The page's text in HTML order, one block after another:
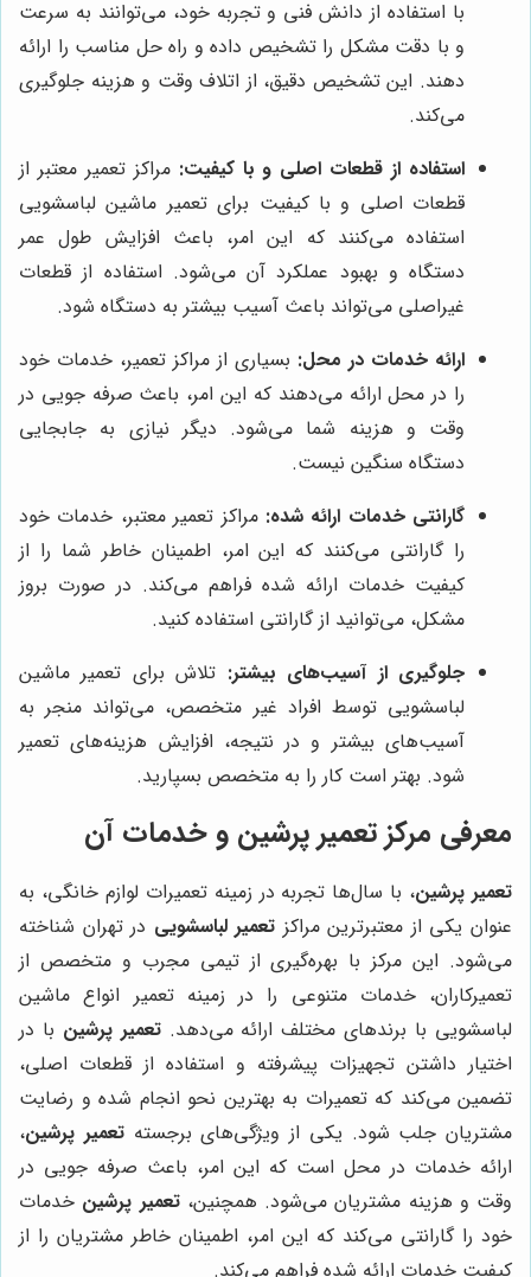
با استفاده از دانش فنی و تجربه خود، می‌توانند به سرعت
و با دقت مشکل را تشخیص داده و راه حل مناسب را ارائه
دهند. این تشخیص دقیق، از اتلاف وقت و هزینه جلوگیری
می‌کند.
استفاده از قطعات اصلی و با کیفیت: مراکز تعمیر معتبر از
قطعات اصلی و با کیفیت برای تعمیر ماشین لباسشویی
استفاده می‌کنند که این امر، باعث افزایش طول عمر
دستگاه و بهبود عملکرد آن می‌شود. استفاده از قطعات
غیراصلی می‌تواند باعث آسیب بیشتر به دستگاه شود.
ارائه خدمات در محل: بسیاری از مراکز تعمیر، خدمات خود
را در محل ارائه می‌دهند که این امر، باعث صرفه جویی در
وقت و هزینه شما می‌شود. دیگر نیازی به جابجایی
دستگاه سنگین نیست.
گارانتی خدمات ارائه شده: مراکز تعمیر معتبر، خدمات خود
را گارانتی می‌کنند که این امر، اطمینان خاطر شما را از
کیفیت خدمات ارائه شده فراهم می‌کند. در صورت بروز
مشکل، می‌توانید از گارانتی استفاده کنید.
جلوگیری از آسیب‌های بیشتر: تلاش برای تعمیر ماشین
لباسشویی توسط افراد غیر متخصص، می‌تواند منجر به
آسیب‌های بیشتر و در نتیجه، افزایش هزینه‌های تعمیر
شود. بهتر است کار را به متخصص بسپارید.
معرفی مرکز تعمیر پرشین و خدمات آن
تعمیر پرشین، با سال‌ها تجربه در زمینه تعمیرات لوازم خانگی، به
عنوان یکی از معتبرترین مراکز تعمیر لباسشویی در تهران شناخته
می‌شود. این مرکز با بهره‌گیری از تیمی مجرب و متخصص از
تعمیرکاران، خدمات متنوعی را در زمینه تعمیر انواع ماشین
لباسشویی با برندهای مختلف ارائه می‌دهد.تعمیر پرشین با در
اختیار داشتن تجهیزات پیشرفته و استفاده از قطعات اصلی،
تضمین می‌کند که تعمیرات به بهترین نحو انجام شده و رضایت
مشتریان جلب شود. یکی از ویژگی‌های برجستهتعمیر پرشین،
ارائه خدمات در محل است که این امر، باعث صرفه جویی در
وقت و هزینه مشتریان می‌شود. همچنین،تعمیر پرشین خدمات
خود را گارانتی می‌کند که این امر، اطمینان خاطر مشتریان را از
کیفیت خدمات ارائه شده فراهم می‌کند.